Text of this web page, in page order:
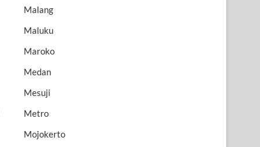
Malang
Maluku
Maroko
Medan
Mesuji
Metro
Mojokerto